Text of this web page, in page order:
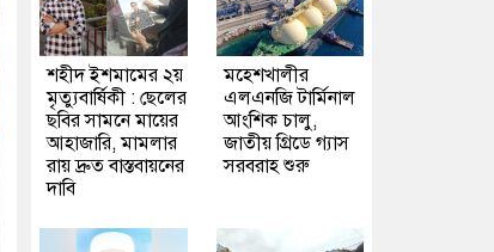
শহীদ ইশমামের ২য়
মৃত্যুবার্ষিকী : ছেলের
ছবির সামনে মায়ের
আহাজারি, মামলার
রায় দ্রুত বাস্তবায়নের
দাবি
মহেশখালীর
এলএনজি টার্মিনাল
আংশিক চালু,
জাতীয় গ্রিডে গ্যাস
সরবরাহ শুরু